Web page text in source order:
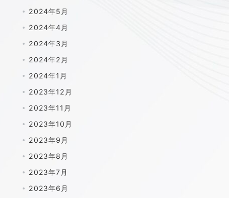
2024年5月
2024年4月
2024年3月
2024年2月
2024年1月
2023年12月
2023年11月
2023年10月
2023年9月
2023年8月
2023年7月
2023年6月